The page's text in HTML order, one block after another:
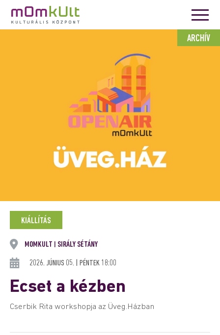
ARCHÍV
KIÁLLÍTÁS
MOMKULT SIRÁLY SÉTÁNY
2026. JÚNIUS 05. | PÉNTEK 18:00
Ecset a kézben
Cserbik Rita workshopja az Üveg.Házban